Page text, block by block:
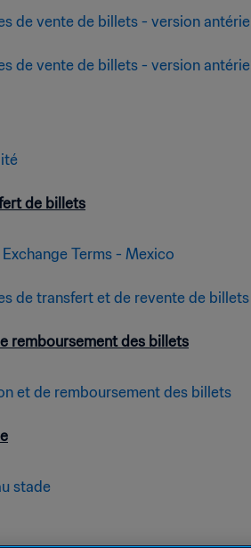
de vente de billets - version
de vente de billets - version
de billets
Terms - Mexico
de transfert et de revente de billets
remboursement des billets
et de remboursement des billets
stade